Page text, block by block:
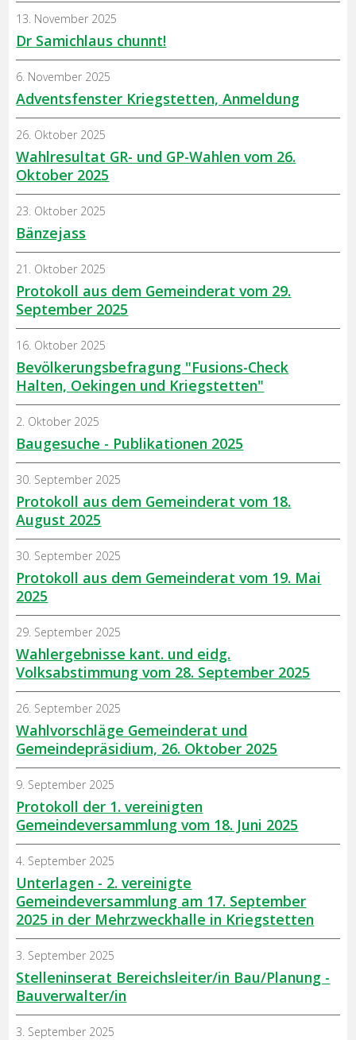
Dr Samichlaus chunnt!
13. November 2025
Adventsfenster Kriegstetten, Anmeldung
6. November 2025
Wahlresultat GR- und GP-Wahlen vom 26.
Oktober 2025
26. Oktober 2025
Bänzejass
23. Oktober 2025
Protokoll aus dem Gemeinderat vom 29.
September 2025
21. Oktober 2025
Bevölkerungsbefragung "Fusions-Check
Halten, Oekingen und Kriegstetten"
16. Oktober 2025
Baugesuche - Publikationen 2025
2. Oktober 2025
Protokoll aus dem Gemeinderat vom 18.
August 2025
30. September 2025
Protokoll aus dem Gemeinderat vom 19. Mai
2025
30. September 2025
Wahlergebnisse kant. und eidg.
Volksabstimmung vom 28. September 2025
29. September 2025
Wahlvorschläge Gemeinderat und
Gemeindepräsidium, 26. Oktober 2025
26. September 2025
Protokoll der 1. vereinigten
Gemeindeversammlung vom 18. Juni 2025
9. September 2025
Unterlagen - 2. vereinigte
Gemeindeversammlung am 17. September
2025 in der Mehrzweckhalle in Kriegstetten
4. September 2025
Stelleninserat Bereichsleiter/in Bau/Planung -
Bauverwalter/in
3. September 2025
3. September 2025